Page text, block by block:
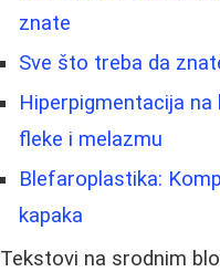
znate
Sve što treba da
Hiperpigmentacija
fleke i melazmu
Blefaroplastika:
kapaka
Tekstovi na srodnim